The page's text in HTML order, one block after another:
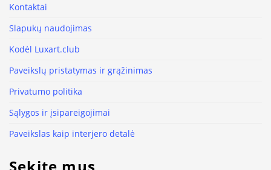
Kontaktai
Slapukų naudojimas
Kodėl Luxart.club
Paveikslų pristatymas ir grąžinimas
Privatumo politika
Sąlygos ir įsipareigojimai
Paveikslas kaip interjero detalė
Sekite mus